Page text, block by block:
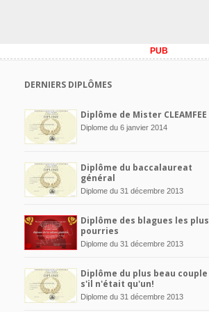
PUB
DERNIERS DIPLÔMES
Diplôme de Mister CLEAMFEE
Diplome du 6 janvier 2014
Diplôme du baccalaureat
général
Diplome du 31 décembre 2013
Diplôme des blagues les plus
pourries
Diplome du 31 décembre 2013
Diplôme du plus beau couple
s'il n'était qu'un!
Diplome du 31 décembre 2013